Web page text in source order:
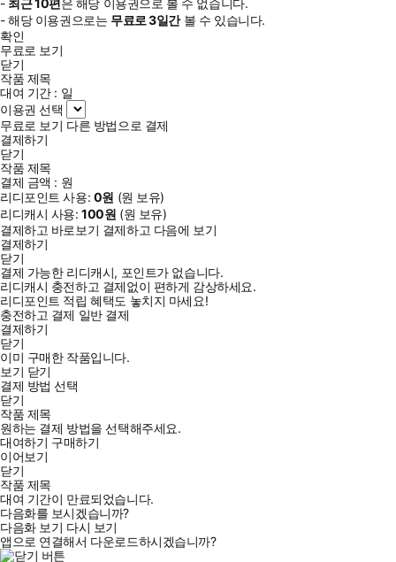
- 해당 이용권으로는 무료로3일간볼 수 있습니다.
확인
무료로 보기
닫기
작품 제목
대여 기간 : 일
이용권 선택
무료로 보기 다른 방법으로 결제
결제하기
닫기
작품 제목
결제 금액 : 원
리디포인트 사용: 0원 (원 보유)
리디캐시 사용:100원 (원 보유)
결제하고 바로보기 결제하고 다음에 보기
결제하기
닫기
결제 가능한 리디캐시, 포인트가 없습니다.
리디캐시 충전하고 결제없이 편하게 감상하세요.
리디포인트 적립 혜택도 놓치지 마세요!
충전하고 결제 일반 결제
결제하기
닫기
이미 구매한 작품입니다.
보기 닫기
결제 방법 선택
닫기
작품 제목
원하는 결제 방법을 선택해주세요.
대여하기 구매하기
이어보기
닫기
작품 제목
대여 기간이 만료되었습니다.
다음화를 보시겠습니까?
다음화 보기 다시 보기
앱으로 연결해서 다운로드하시겠습니까?